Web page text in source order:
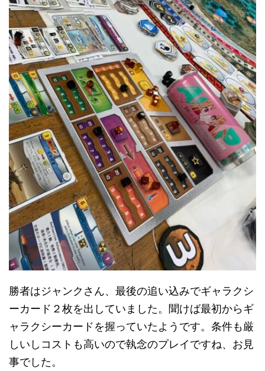
勝者はジャンクさん、最後の追い込みでギャラクシ
ーカード２枚を出していました。聞けば最初からギ
ャラクシーカードを握っていたようです。条件も厳
しいしコストも高いので執念のプレイですね、お見
事でした。